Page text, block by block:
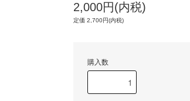
2,000円(内税)
定価 2,700円(内税)
購入数